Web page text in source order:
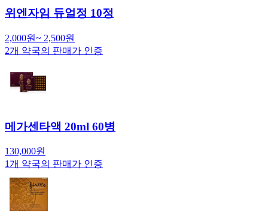
위엔자임 듀얼정 10정
2,000원~ 2,500원
2개 약국의 판매가 인증
메가센타액 20ml 60병
130,000원
1개 약국의 판매가 인증